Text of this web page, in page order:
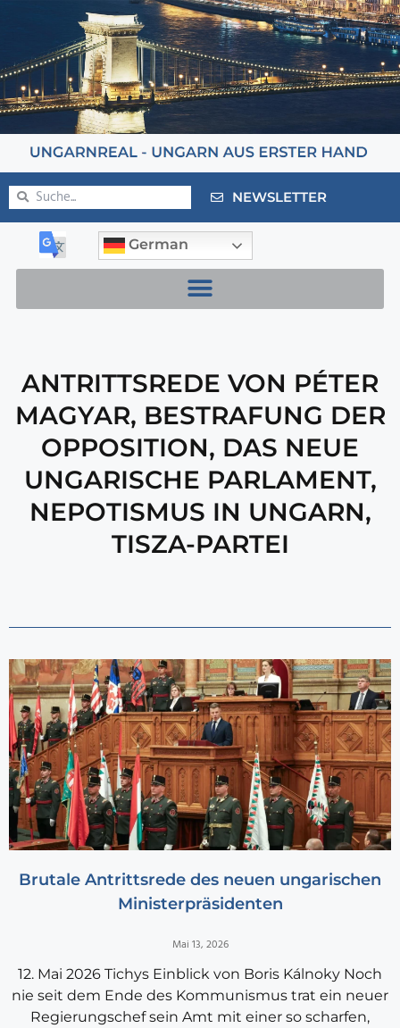
NEWSLETTER
German
ANTRITTSREDE VON PÉTER
MAGYAR, BESTRAFUNG DER
OPPOSITION, DAS NEUE
UNGARISCHE PARLAMENT,
NEPOTISMUS IN UNGARN,
TISZA-PARTEI
Brutale Antrittsrede des neuen ungarischen
Ministerpräsidenten
Mai 13, 2026
12. Mai 2026 Tichys Einblick von Boris Kálnoky Noch
nie seit dem Ende des Kommunismus trat ein neuer
Regierungschef sein Amt mit einer so scharfen,